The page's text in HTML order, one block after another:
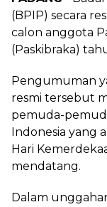
(BPIP) secara
calon anggota
(Paskibraka)
‎Pengumuman
resmi tersebut
pemuda-
Indonesia yang
Hari
mendatang.
‎Dalam